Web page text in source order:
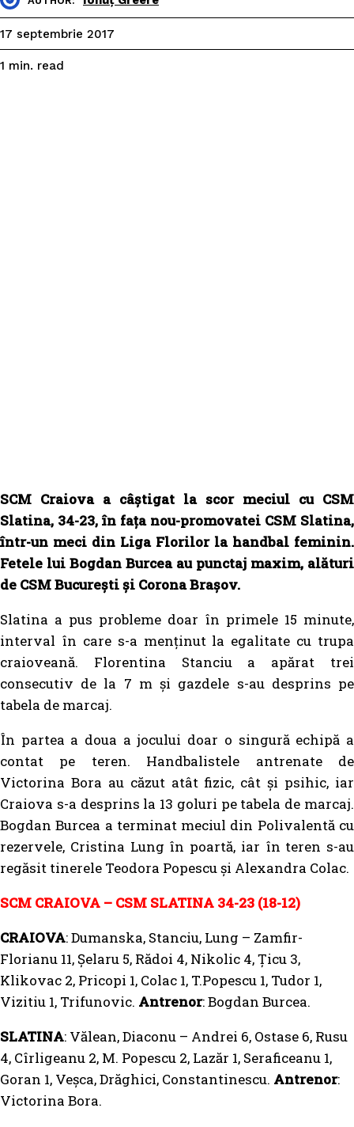
17 septembrie 2017
1 min. read
SCM Craiova a câștigat la scor meciul cu CSM
Slatina, 34-23, în fața nou-promovatei CSM Slatina,
într-un meci din Liga Florilor la handbal feminin.
Fetele lui Bogdan Burcea au punctaj maxim, alături
de CSM București și Corona Brașov.
Slatina a pus probleme doar în primele 15 minute,
interval în care s-a menținut la egalitate cu trupa
craioveană. Florentina Stanciu a apărat trei
consecutiv de la 7 m și gazdele s-au desprins pe
tabela de marcaj.
În partea a doua a jocului doar o singură echipă a
contat pe teren. Handbalistele antrenate de
Victorina Bora au căzut atât fizic, cât și psihic, iar
Craiova s-a desprins la 13 goluri pe tabela de marcaj.
Bogdan Burcea a terminat meciul din Polivalentă cu
rezervele, Cristina Lung în poartă, iar în teren s-au
regăsit tinerele Teodora Popescu și Alexandra Colac.
SCM CRAIOVA – CSM SLATINA 34-23 (18-12)
CRAIOVA: Dumanska, Stanciu, Lung – Zamfir-
Florianu 11, Șelaru 5, Rădoi 4, Nikolic 4, Țicu 3,
Klikovac 2, Pricopi 1, Colac 1, T.Popescu 1, Tudor 1,
Vizitiu 1, Trifunovic. Antrenor: Bogdan Burcea.
SLATINA: Vălean, Diaconu – Andrei 6, Ostase 6, Rusu
4, Cîrligeanu 2, M. Popescu 2, Lazăr 1, Seraficeanu 1,
Goran 1, Veșca, Drăghici, Constantinescu. Antrenor:
Victorina Bora.